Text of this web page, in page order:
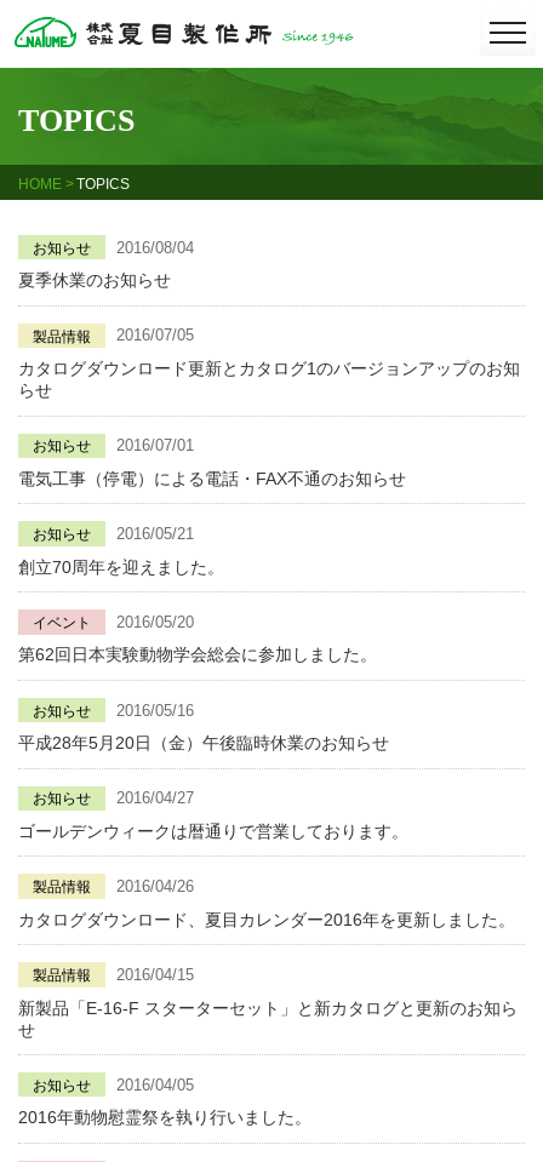
Skip
TOPICS
HOME TOPICS
お知らせ 2016/08/04
夏季休業のお知らせ
製品情報 2016/07/05
カタログダウンロード更新とカタログ1のバージョンアップのお知
らせ
お知らせ 2016/07/01
電気工事（停電）による電話・FAX不通のお知らせ
お知らせ 2016/05/21
創立70周年を迎えました。
イベント 2016/05/20
第62回日本実験動物学会総会に参加しました。
お知らせ 2016/05/16
平成28年5月20日（金）午後臨時休業のお知らせ
お知らせ 2016/04/27
ゴールデンウィークは暦通りで営業しております。
製品情報 2016/04/26
カタログダウンロード、夏目カレンダー2016年を更新しました。
製品情報 2016/04/15
新製品「E-16-F スターターセット」と新カタログと更新のお知ら
せ
お知らせ 2016/04/05
2016年動物慰霊祭を執り行いました。